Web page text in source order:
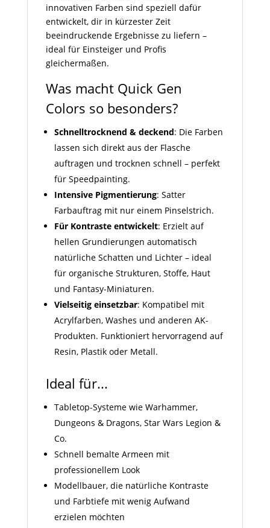
innovativen Farben sind speziell dafür
entwickelt, dir in kürzester Zeit
beeindruckende Ergebnisse zu liefern –
ideal für Einsteiger und Profis
gleichermaßen.
Was macht Quick Gen
Colors so besonders?
Schnelltrocknend & deckend: Die Farben
lassen sich direkt aus der Flasche
auftragen und trocknen schnell – perfekt
für Speedpainting.
Intensive Pigmentierung: Satter
Farbauftrag mit nur einem Pinselstrich.
Für Kontraste entwickelt: Erzielt auf
hellen Grundierungen automatisch
natürliche Schatten und Lichter – ideal
für organische Strukturen, Stoffe, Haut
und Fantasy-Miniaturen.
Vielseitig einsetzbar: Kompatibel mit
Acrylfarben, Washes und anderen AK-
Produkten. Funktioniert hervorragend auf
Resin, Plastik oder Metall.
Ideal für...
Tabletop-Systeme wie Warhammer,
Dungeons & Dragons, Star Wars Legion &
Co.
Schnell bemalte Armeen mit
professionellem Look
Modellbauer, die natürliche Kontraste
und Farbtiefe mit wenig Aufwand
erzielen möchten